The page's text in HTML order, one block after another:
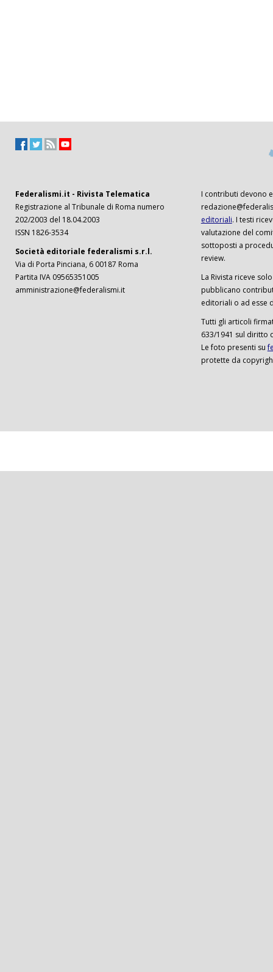
Federalismi.it - Rivista Telematica
Registrazione al Tribunale di Roma numero
202/2003 del 18.04.2003
ISSN 1826-3534
Società editoriale federalismi s.r.l.
Via di Porta Pinciana, 6 00187 Roma
Partita IVA 09565351005
amministrazione@federalismi.it
I contributi devono
editoriali. I testi
valutazione del
sottoposti a
review.
La Rivista riceve
pubblicano
editoriali o ad esse
Tutti gli articoli
633/1941 sul diritto
Le foto presenti su
protette da